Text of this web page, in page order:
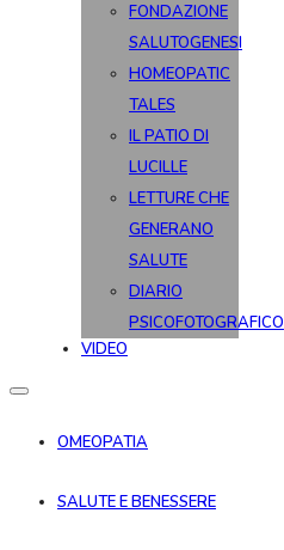
FONDAZIONE
SALUTOGENESI
HOMEOPATIC
TALES
IL PATIO DI
LUCILLE
LETTURE CHE
GENERANO
SALUTE
DIARIO
PSICOFOTOGRAFICO
VIDEO
OMEOPATIA
SALUTE E BENESSERE